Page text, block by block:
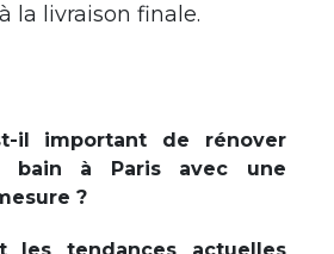
la livraison finale.
il important de rénover
bain à Paris avec une
?